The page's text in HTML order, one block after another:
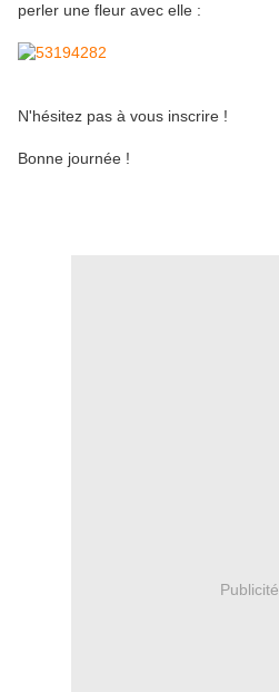
perler une fleur avec elle :
N'hésitez pas à vous inscrire !
Bonne journée !
Publicité